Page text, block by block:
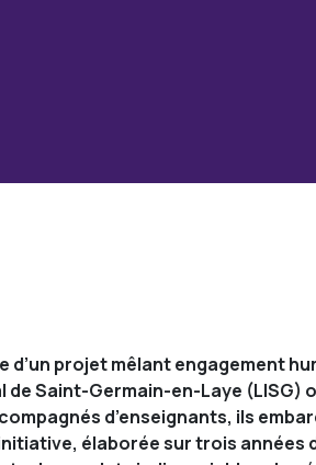
d’un projet mêlant engagement
Saint-Germain-en-Laye (LISG)
d’enseignants, ils
élaborée sur trois années